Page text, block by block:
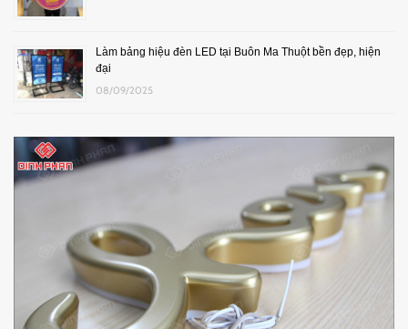
Làm bảng hiệu đèn LED tại Buôn Ma Thuột bền đẹp, hiện
đại
08/09/2025